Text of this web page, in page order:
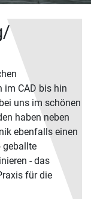
im CAD bis hin
uns im schönen
haben neben
ebenfalls einen
geballte
- das
für die